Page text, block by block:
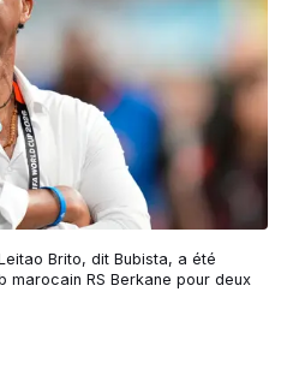
Brito, dit Bubista, a été
marocain RS Berkane pour deux